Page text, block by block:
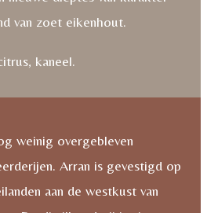
van zoet eikenhout.
kaneel.
weinig overgebleven
Arran is gevestigd op
aan de westkust van